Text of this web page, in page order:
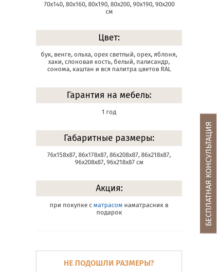
70х140, 80х160, 80х190, 80х200, 90х190, 90х200
см
Цвет:
бук, венге, ольха, орех светлый, орех, яблоня,
хаки, слоновая кость, белый, палисандр,
сонома, каштан и вся палитра цветов RAL
Гарантия на мебель:
1 год
Габаритные размеры:
76х158х87, 86х178х87, 86х208х87, 86х218х87,
96х208х87, 96х218х87 см
Акция:
при покупке с матрасом наматрасник в
подарок
НЕ ПОДОШЛИ РАЗМЕРЫ?
БЕСПЛАТНАЯ КОНСУЛЬТАЦИЯ